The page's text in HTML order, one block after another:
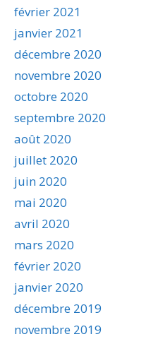
février 2021
janvier 2021
décembre 2020
novembre 2020
octobre 2020
septembre 2020
août 2020
juillet 2020
juin 2020
mai 2020
avril 2020
mars 2020
février 2020
janvier 2020
décembre 2019
novembre 2019